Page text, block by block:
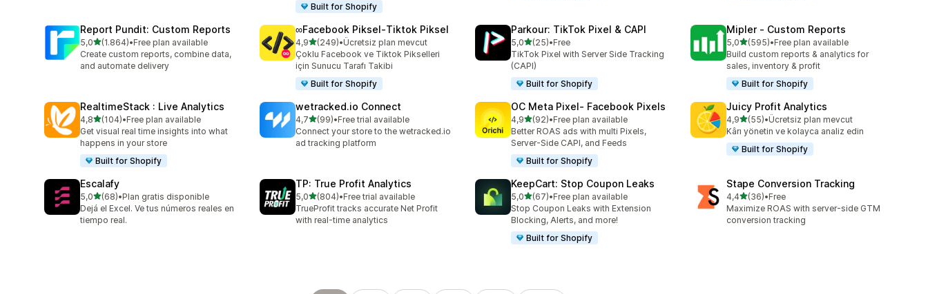
Built for Shopify
Report Pundit: Custom Reports
5,05 yıldız üzerinden
(1.864)
toplam 1864 değerlendirme
•Free plan available
Create custom reports, combine data,
and automate delivery
∞Facebook Piksel‑Tiktok Piksel
4,95 yıldız üzerinden
(249)
toplam 249 değerlendirme
•Ücretsiz plan mevcut
Çoklu Facebook ve Tiktok Pikselleri
için Sunucu Tarafı Takibi
Built for Shopify
Parkour: TikTok Pixel & CAPI
5,05 yıldız üzerinden
(25)
toplam 25 değerlendirme
•Free
TikTok Pixel with Server Side Tracking
(CAPI)
Built for Shopify
Mipler ‑ Custom Reports
5,05 yıldız üzerinden
(595)
toplam 595 değerlendirme
•Free plan available
Build custom reports & analytics for
sales, inventory & profit
Built for Shopify
RealtimeStack : Live Analytics
4,85 yıldız üzerinden
(104)
toplam 104 değerlendirme
•Free plan available
Get visual real time insights into what
happens in your store
Built for Shopify
wetracked.io Connect
4,75 yıldız üzerinden
(99)
toplam 99 değerlendirme
•Free trial available
Connect your store to the wetracked.io
ad tracking platform
OC Meta Pixel‑ Facebook Pixels
4,95 yıldız üzerinden
(92)
toplam 92 değerlendirme
•Free plan available
Better ROAS ads with multi Pixels,
Server-Side CAPI, and Feeds
Built for Shopify
Juicy Profit Analytics
4,95 yıldız üzerinden
(55)
toplam 55 değerlendirme
•Ücretsiz plan mevcut
Kârı yönetin ve kolayca analiz edin
Built for Shopify
Escalafy
5,05 yıldız üzerinden
(68)
toplam 68 değerlendirme
•Plan gratis disponible
Dejá el Excel. Ve tus números reales en
tiempo real.
TP: True Profit Analytics
5,05 yıldız üzerinden
(804)
toplam 804 değerlendirme
•Free trial available
TrueProfit tracks accurate Net Profit
with real-time analytics
KeepCart: Stop Coupon Leaks
5,05 yıldız üzerinden
(67)
toplam 67 değerlendirme
•Free plan available
Stop Coupon Leaks with Extension
Blocking, Alerts, and more!
Built for Shopify
Stape Conversion Tracking
4,45 yıldız üzerinden
(36)
toplam 36 değerlendirme
•Free
Maximize ROAS with server-side GTM
conversion tracking